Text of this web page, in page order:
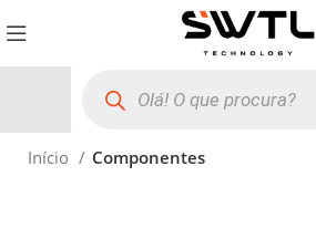
Início Componentes